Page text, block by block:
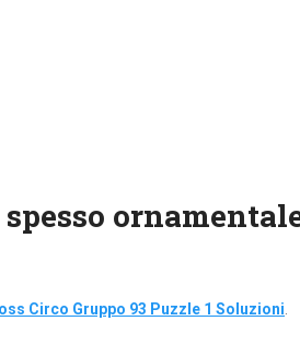
Circo Gruppo 93 Puzzle 1 Soluzioni